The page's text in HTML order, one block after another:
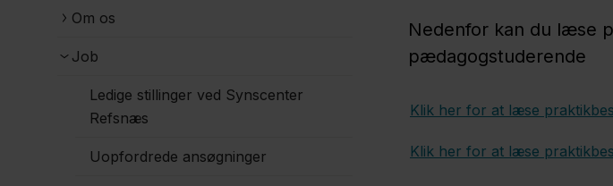
Om os
Job
Ledige stillinger ved Synscenter
Refsnæs
Uopfordrede ansøgninger
Nedenfor kan du læse
pædagogstuderende
Klik her for at læse
Klik her for at læse